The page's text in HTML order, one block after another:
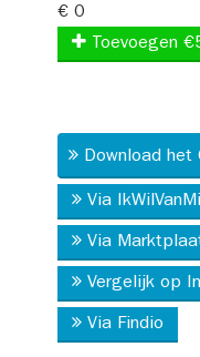
€ 0
Toevoegen
Download
Via
Via
Vergelijk op
Via Findio